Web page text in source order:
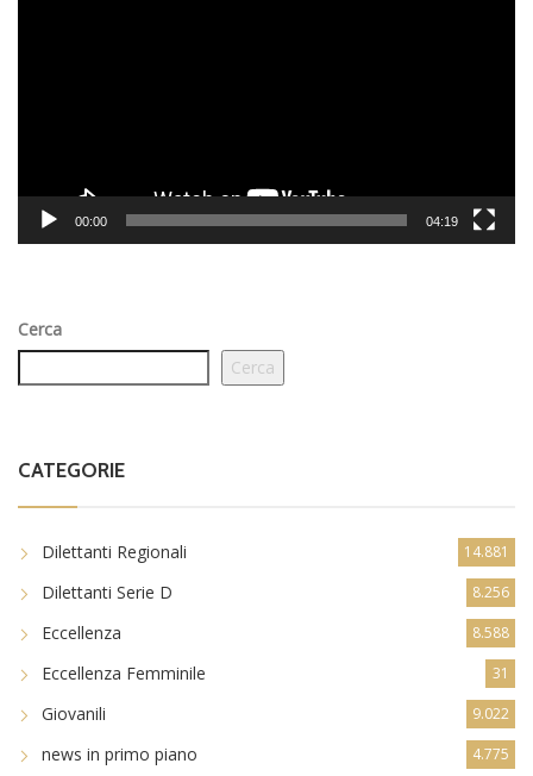
00:00 04:19
Cerca
Cerca
CATEGORIE
Dilettanti Regionali 14.881
Dilettanti Serie D 8.256
Eccellenza 8.588
Eccellenza Femminile 31
Giovanili 9.022
news in primo piano 4.775